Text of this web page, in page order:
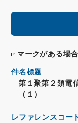
マークがある場
件名標題
第１聚第２類電
（１）
レファレンスコー